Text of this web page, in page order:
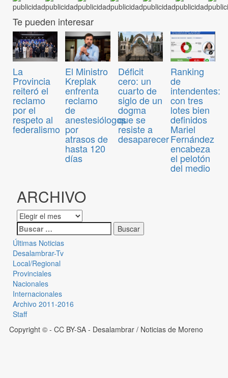
Te pueden interesar
La
Provincia
reiteró el
reclamo
por el
respeto al
federalismo
El Ministro
Kreplak
enfrenta
reclamo
de
anestesiólogos
por
atrasos de
hasta 120
días
Déficit
cero: un
cuarto de
siglo de un
dogma
que se
resiste a
desaparecer
Ranking
de
intendentes:
con tres
lotes bien
definidos
Mariel
Fernández
encabeza
el pelotón
del medio
ARCHIVO
Últimas Noticias
Desalambrar-Tv
Local/Regional
Provinciales
Nacionales
Internacionales
Archivo 2011-2016
Staff
Copyright © - CC BY-SA - Desalambrar / Noticias de Moreno